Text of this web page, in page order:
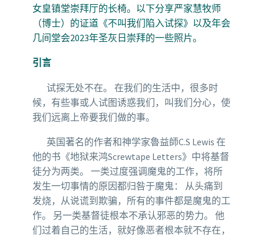
女皇镇堂崇拜厅的长椅。以下分享严家慧牧师
（博士）的证道《不叫我们陷入试探》以及年会
几间堂会2023年圣灰日崇拜的一些照片。
引言
试探无处不在。 在我们的生活中，很多时
候，有些事或人试图诱惑我们，叫我们分心，使
我们远离上帝要我们做的事。
英国著名的作者和神学家魯益師C.S Lewis 在
他的书《地狱来鸿Screwtape Letters》中将基督
徒分为两类。 一类过度强调魔鬼的工作，将所
发生一切事情的原因都归咎于魔鬼： 从头痛到
发烧，从说谎到欺骗，所有的事件都是魔鬼的工
作。 另一类基督徒根本不承认邪恶的势力。 他
们过着自己的生活，就好像恶者根本就不存在，